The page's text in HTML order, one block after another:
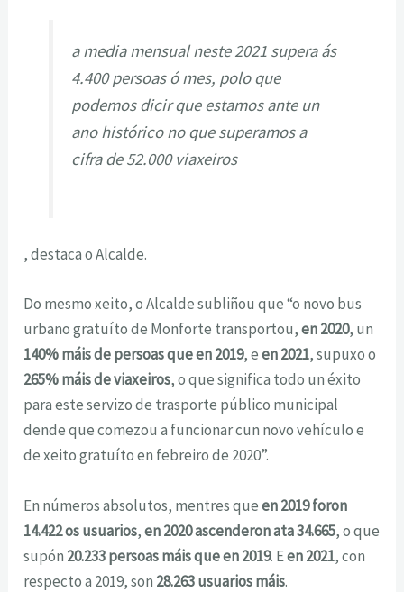
a media mensual neste 2021 supera ás
4.400 persoas ó mes, polo que
podemos dicir que estamos ante un
ano histórico no que superamos a
cifra de 52.000 viaxeiros
, destaca o Alcalde.
Do mesmo xeito, o Alcalde subliñou que “o novo bus
urbano gratuíto de Monforte transportou,en 2020, un
140% máis de persoas que en 2019, een 2021, supuxo o
265% máis de viaxeiros, o que significa todo un éxito
para este servizo de trasporte público municipal
dende que comezou a funcionar cun novo vehículo e
de xeito gratuíto en febreiro de 2020”.
En números absolutos, mentres queen 2019 foron
14.422 os usuarios,en 2020 ascenderon ata34.665, o que
supón 20.233 persoas máis que en 2019. Een 2021, con
respecto a 2019, son 28.263 usuarios máis.